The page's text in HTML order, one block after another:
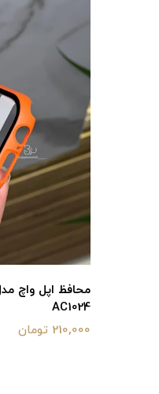
محافظ اپل واچ
AC1024
210,000 تومان